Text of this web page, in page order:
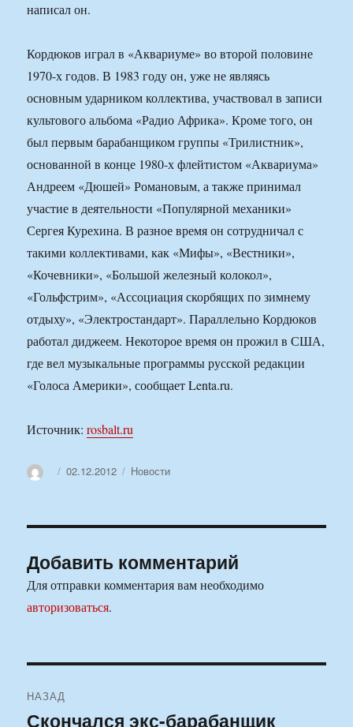
написал он.
Кордюков играл в «Аквариуме» во второй половине
1970-х годов. В 1983 году он, уже не являясь
основным ударником коллектива, участвовал в записи
культового альбома «Радио Африка». Кроме того, он
был первым барабанщиком группы «Трилистник»,
основанной в конце 1980-х флейтистом «Аквариума»
Андреем «Дюшей» Романовым, а также принимал
участие в деятельности «Популярной механики»
Сергея Курехина. В разное время он сотрудничал с
такими коллективами, как «Мифы», «Вестники»,
«Кочевники», «Большой железный колокол»,
«Гольфстрим», «Ассоциация скорбящих по зимнему
отдыху», «Электростандарт». Параллельно Кордюков
работал диджеем. Некоторое время он прожил в США,
где вел музыкальные программы русской редакции
«Голоса Америки», сообщает Lenta.ru.
Источник:rosbalt.ru
АвторОпубликовано
02.12.2012 Рубрики
Новости
Добавить комментарий
Для отправки комментария вам необходимо
авторизоваться.
по
НАЗАД
Предыдущая
Скончался экс-барабанщик